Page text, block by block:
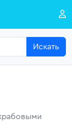
Искать